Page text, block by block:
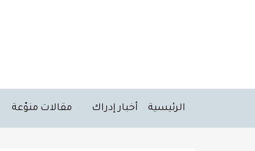
الرئيسية أخبار إدراك مقالات منوّعة